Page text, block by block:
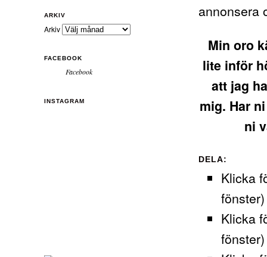
annonsera
Min oro
lite inför
att jag
mig. Har
ni
DELA:
Klicka
fönster)
Klicka
fönster)
ARKIV
Arkiv
FACEBOOK
Facebook
INSTAGRAM